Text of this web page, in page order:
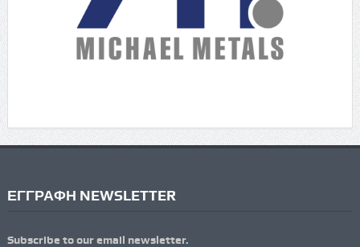
ΕΓΓΡΑΦΗ NEWSLETTER
Subscribe to our email newsletter.